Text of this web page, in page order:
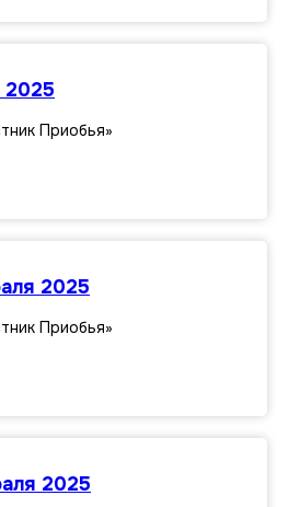
Приобья»
2025
Приобья»
2025